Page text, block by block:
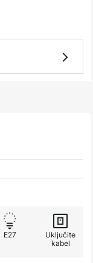
E27
Uključite
kabel